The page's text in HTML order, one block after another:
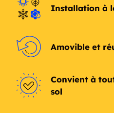
Installation à
Amovible et
Convient à
sol